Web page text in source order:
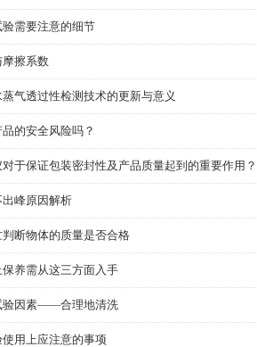
需要注意的细节
擦系数
气透过性检测技术的更新与意义
的安全风险吗？
于保证包装密封性及产品质量起到的重要作用？
峰原因解析
断物体的质量是否合格
养需从这三方面入手
验因素——合理地清洗
用上应注意的事项